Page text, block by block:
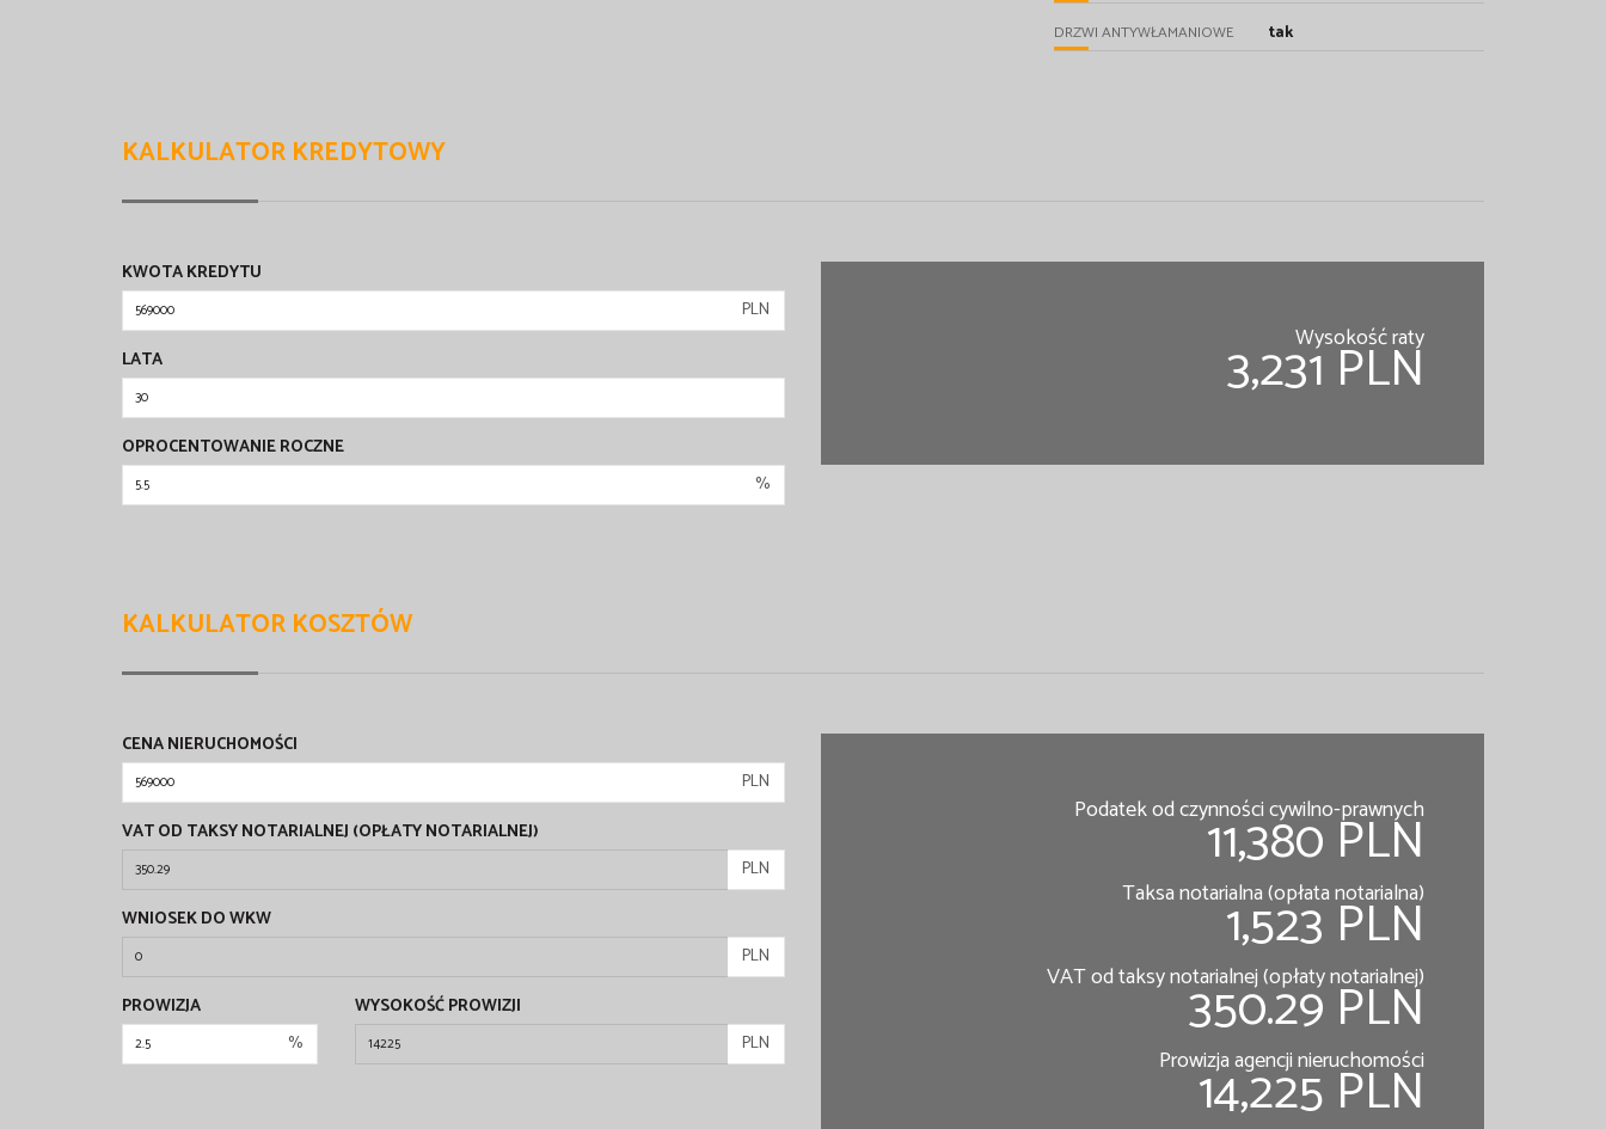
DRZWI ANTYWŁAMANIOWE tak
KALKULATOR KREDYTOWY
KWOTA KREDYTU
PLN
LATA
OPROCENTOWANIE ROCZNE
%
Wysokość raty
3,231 PLN
KALKULATOR KOSZTÓW
CENA NIERUCHOMOŚCI
PLN
VAT OD TAKSY NOTARIALNEJ (OPŁATY NOTARIALNEJ)
PLN
WNIOSEK DO WKW
PLN
PROWIZJA
%
WYSOKOŚĆ PROWIZJI
PLN
Podatek od czynności cywilno-prawnych
11,380 PLN
Taksa notarialna (opłata notarialna)
1,523 PLN
VAT od taksy notarialnej (opłaty notarialnej)
350.29 PLN
Prowizja agencji nieruchomości
14,225 PLN